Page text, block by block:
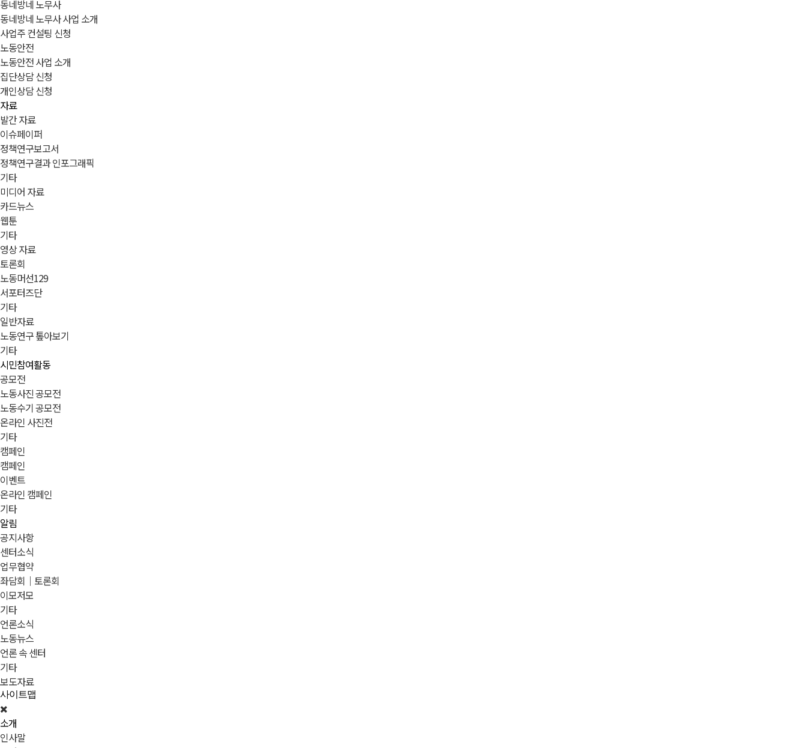
동네방네 노무사
동네방네 노무사 사업 소개
사업주 컨설팅 신청
노동안전
노동안전 사업 소개
집단상담 신청
개인상담 신청
자료
발간 자료
이슈페이퍼
정책연구보고서
정책연구결과 인포그래픽
기타
미디어 자료
카드뉴스
웹툰
기타
영상 자료
토론회
노동머선129
서포터즈단
기타
일반자료
노동연구 톺아보기
기타
시민참여활동
공모전
노동사진 공모전
노동수기 공모전
온라인 사진전
기타
캠페인
캠페인
이벤트
온라인 캠페인
기타
알림
공지사항
센터소식
업무협약
좌담회｜토론회
이모저모
기타
언론소식
노동뉴스
언론 속 센터
기타
보도자료
사이트맵
소개
인사말